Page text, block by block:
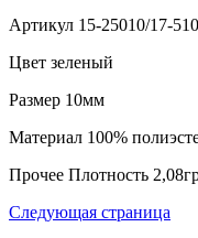
Артикул 15-25010/17-
Цвет зеленый
Размер 10мм
Материал 100%
Прочее Плотность
Следующая страница